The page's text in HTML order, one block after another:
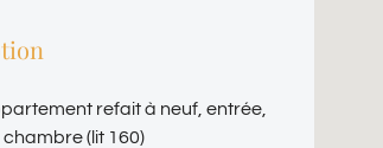
refait à neuf, entrée,
(lit 160)